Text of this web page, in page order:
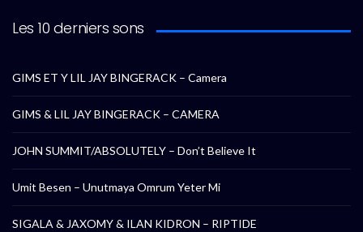
Les 10 derniers sons
GIMS ET Y LIL JAY BINGERACK – Camera
GIMS & LIL JAY BINGERACK – CAMERA
JOHN SUMMIT/ABSOLUTELY – Don’t Believe It
Umit Besen – Unutmaya Omrum Yeter Mi
SIGALA & JAXOMY & ILAN KIDRON – RIPTIDE